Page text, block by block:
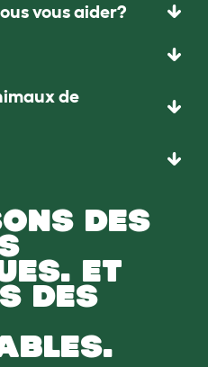
vous aider?
de
DES
ET
DES